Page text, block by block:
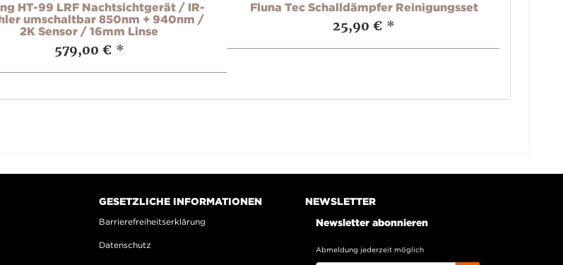
HT-99 LRF Nachtsichtgerät / IR-
umschaltbar 850nm + 940nm /
2K Sensor / 16mm Linse
579,00 € *
Fluna Tec Schalldämpfer Reinigungsset
25,90 € *
GESETZLICHE INFORMATIONEN
Barrierefreiheitserklärung
Datenschutz
NEWSLETTER
Newsletter abonnieren
Abmeldung jederzeit möglich